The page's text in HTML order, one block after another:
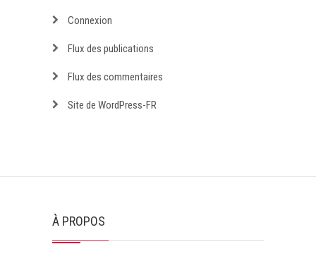
Connexion
Flux des publications
Flux des commentaires
Site de WordPress-FR
À PROPOS